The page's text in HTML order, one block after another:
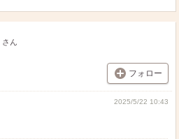
さん
フォロー
2025/5/22 10:43